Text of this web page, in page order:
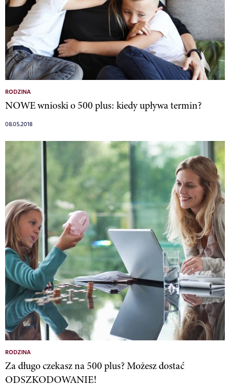
RODZINA
NOWE wnioski o 500 plus: kiedy upływa termin?
08.05.2018
RODZINA
Za długo czekasz na 500 plus? Możesz dostać
ODSZKODOWANIE!